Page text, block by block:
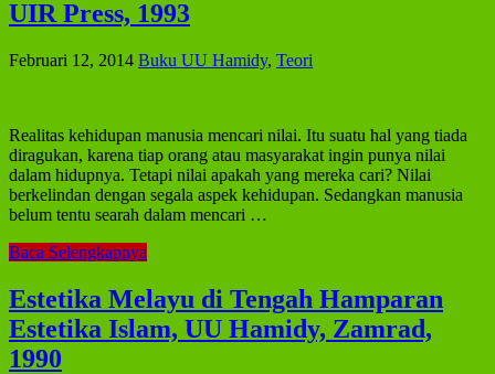
UIR Press, 1993
Februari 12, 2014 Buku UU Hamidy, Teori
Realitas kehidupan manusia mencari nilai. Itu suatu hal yang tiada
diragukan, karena tiap orang atau masyarakat ingin punya nilai
dalam hidupnya. Tetapi nilai apakah yang mereka cari? Nilai
berkelindan dengan segala aspek kehidupan. Sedangkan manusia
belum tentu searah dalam mencari …
Baca Selengkapnya
Estetika Melayu di Tengah Hamparan
Estetika Islam, UU Hamidy, Zamrad,
1990